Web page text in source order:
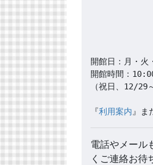
開館日：月・火
開館時間：
（祝日、12/29
『利用案内』ま
電話やメール
くご連絡お待